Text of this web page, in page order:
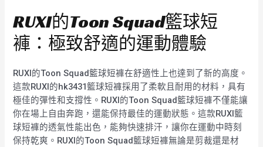
RUXI的Toon Squad籃球短
褲：極致舒適的運動體驗
RUXI的Toon Squad籃球短褲在舒適性上也達到了新的高度。
這款RUXI的hk3431籃球短褲採用了柔軟且耐用的材料，具有
極佳的彈性和支撐性。RUXI的Toon Squad籃球短褲不僅能讓
你在場上自由奔跑，還能保持最佳的運動狀態。這款RUXI籃
球短褲的透氣性能出色，能夠快速排汗，讓你在運動中時刻
保持乾爽。RUXI的Toon Squad籃球短褲無論是剪裁還是材